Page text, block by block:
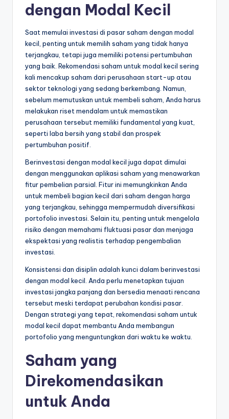
dengan Modal Kecil
Saat memulai investasi di pasar saham dengan modal
kecil, penting untuk memilih saham yang tidak hanya
terjangkau, tetapi juga memiliki potensi pertumbuhan
yang baik. Rekomendasi saham untuk modal kecil sering
kali mencakup saham dari perusahaan start-up atau
sektor teknologi yang sedang berkembang. Namun,
sebelum memutuskan untuk membeli saham, Anda harus
melakukan riset mendalam untuk memastikan
perusahaan tersebut memiliki fundamental yang kuat,
seperti laba bersih yang stabil dan prospek
pertumbuhan positif.
Berinvestasi dengan modal kecil juga dapat dimulai
dengan menggunakan aplikasi saham yang menawarkan
fitur pembelian parsial. Fitur ini memungkinkan Anda
untuk membeli bagian kecil dari saham dengan harga
yang terjangkau, sehingga mempermudah diversifikasi
portofolio investasi. Selain itu, penting untuk mengelola
risiko dengan memahami fluktuasi pasar dan menjaga
ekspektasi yang realistis terhadap pengembalian
investasi.
Konsistensi dan disiplin adalah kunci dalam berinvestasi
dengan modal kecil. Anda perlu menetapkan tujuan
investasi jangka panjang dan bersedia menaati rencana
tersebut meski terdapat perubahan kondisi pasar.
Dengan strategi yang tepat, rekomendasi saham untuk
modal kecil dapat membantu Anda membangun
portofolio yang menguntungkan dari waktu ke waktu.
Saham yang
Direkomendasikan
untuk Anda